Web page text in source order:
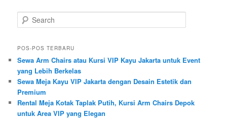
Search
POS-POS TERBARU
Sewa Arm Chairs atau Kursi VIP Kayu Jakarta untuk Event
yang Lebih Berkelas
Sewa Meja Kayu VIP Jakarta dengan Desain Estetik dan
Premium
Rental Meja Kotak Taplak Putih, Kursi Arm Chairs Depok
untuk Area VIP yang Elegan